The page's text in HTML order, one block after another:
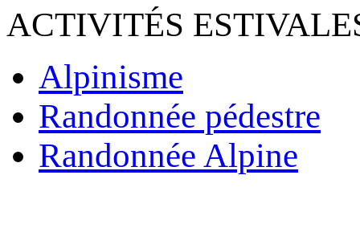
ACTIVITÉS
Alpinisme
Randonnée pédestre
Randonnée Alpine